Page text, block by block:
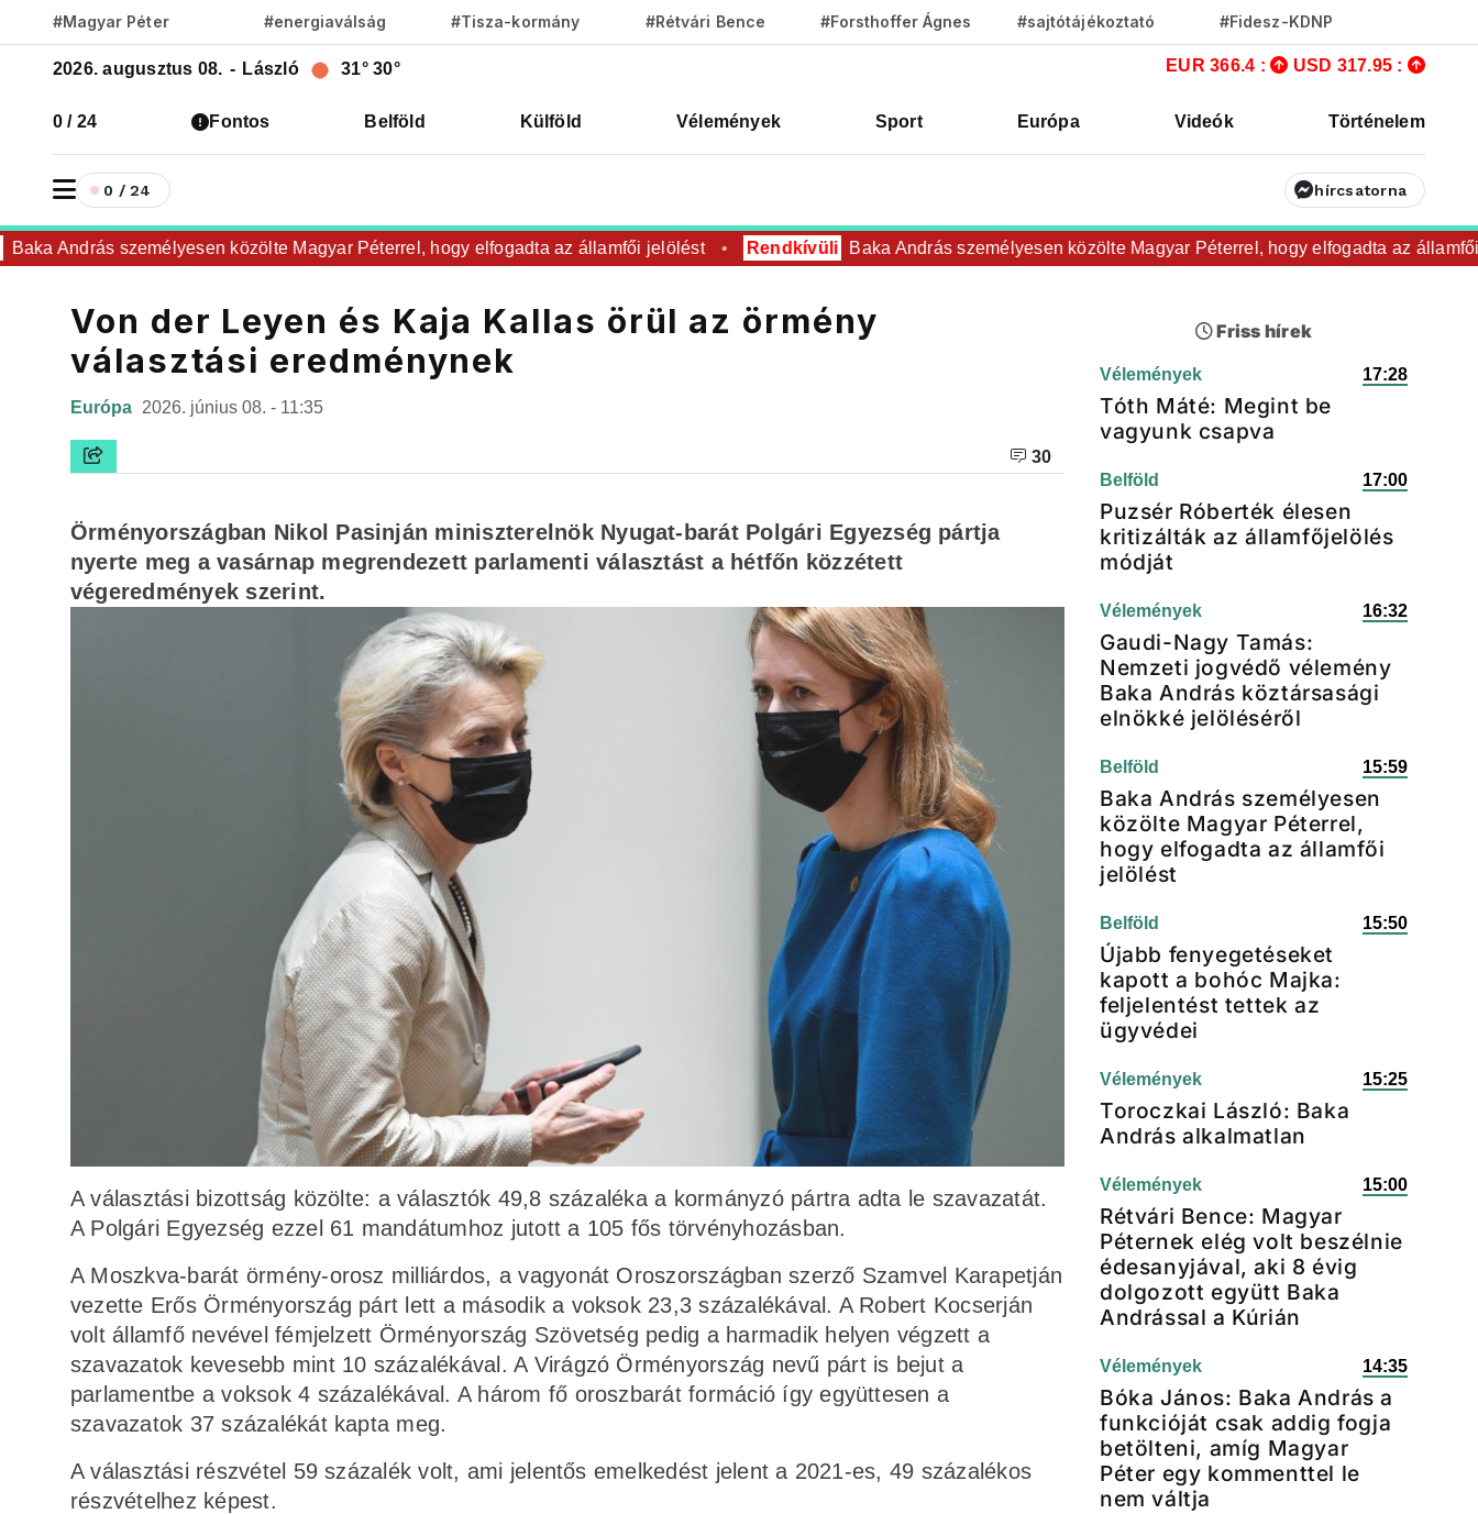
#Magyar Péter #energiaválság #Tisza-kormány #Rétvári Bence #Forsthoffer Ágnes #sajtótájékoztató #Fidesz-KDNP
2026. augusztus 08. - László 31° 30° EUR 366.4 : USD 317.95 :
0 / 24 Fontos Belföld Külföld Vélemények Sport Európa Videók Történelem
0 / 24 hírcsatorna
András személyesen közölte Magyar Péterrel, hogy elfogadta az államfői jelölést Rendkívüli Baka András személyesen közölte Magyar Péterrel, hogy elfogadta az államfői
Von der Leyen és Kaja Kallas örül az örmény
választási eredménynek
Európa 2026. június 08. - 11:35
30
Örményországban Nikol Pasinján miniszterelnök Nyugat-barát Polgári Egyezség pártja
nyerte meg a vasárnap megrendezett parlamenti választást a hétfőn közzétett
végeredmények szerint.
A választási bizottság közölte: a választók 49,8 százaléka a kormányzó pártra adta le szavazatát.
A Polgári Egyezség ezzel 61 mandátumhoz jutott a 105 fős törvényhozásban.
A Moszkva-barát örmény-orosz milliárdos, a vagyonát Oroszországban szerző Szamvel Karapetján
vezette Erős Örményország párt lett a második a voksok 23,3 százalékával. A Robert Kocserján
volt államfő nevével fémjelzett Örményország Szövetség pedig a harmadik helyen végzett a
szavazatok kevesebb mint 10 százalékával. A Virágzó Örményország nevű párt is bejut a
parlamentbe a voksok 4 százalékával. A három fő oroszbarát formáció így együttesen a
szavazatok 37 százalékát kapta meg.
A választási részvétel 59 százalék volt, ami jelentős emelkedést jelent a 2021-es, 49 százalékos
részvételhez képest.
Friss hírek
Vélemények 17:28
Tóth Máté: Megint be
vagyunk csapva
Belföld 17:00
Puzsér Róberték élesen
kritizálták az államfőjelölés
módját
Vélemények 16:32
Gaudi-Nagy Tamás:
Nemzeti jogvédő vélemény
Baka András köztársasági
elnökké jelöléséről
Belföld 15:59
Baka András személyesen
közölte Magyar Péterrel,
hogy elfogadta az államfői
jelölést
Belföld 15:50
Újabb fenyegetéseket
kapott a bohóc Majka:
feljelentést tettek az
ügyvédei
Vélemények 15:25
Toroczkai László: Baka
András alkalmatlan
Vélemények 15:00
Rétvári Bence: Magyar
Péternek elég volt beszélnie
édesanyjával, aki 8 évig
dolgozott együtt Baka
Andrással a Kúrián
Vélemények 14:35
Bóka János: Baka András a
funkcióját csak addig fogja
betölteni, amíg Magyar
Péter egy kommenttel le
nem váltja